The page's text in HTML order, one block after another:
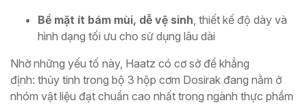
Bề mặt ít bám mùi, dễ vệ sinh, thiết kế độ dày và
hình dạng tối ưu cho sử dụng lâu dài
Nhờ những yếu tố này, Haatz có cơ sở để khẳng
định: thủy tinh trong bộ 3 hộp cơm Dosirak đang nằm ở
nhóm vật liệu đạt chuẩn cao nhất trong ngành thực phẩm